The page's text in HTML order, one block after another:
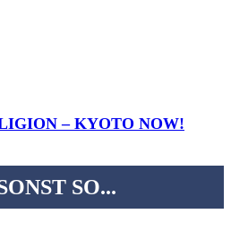
– KYOTO NOW!
SO...